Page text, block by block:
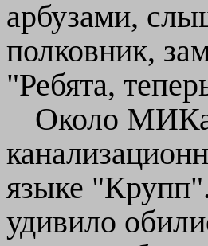
арбузами,
полковник,
"Ребята,
Около МИКа
языке
удивило